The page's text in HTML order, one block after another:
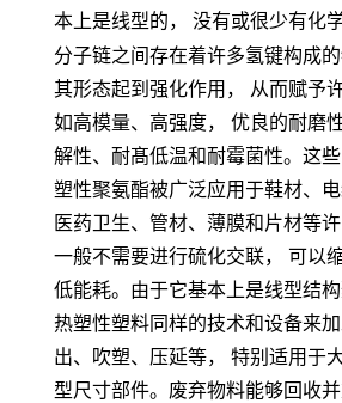
本上是线型的，
没有或很少有化
分子链之间存在着许多氢键构成的
其形态起到强化作用，
从而赋予
如高模量、高强度，
优良的耐磨
解性、耐髙低温和耐霉菌性。这
塑性聚氨酯被广泛应用于鞋材、电
医药卫生、管材、薄膜和片材等
一般不需要进行硫化交联，
可以
低能耗。由于它基本上是线型结构
热塑性塑料同样的技术和设备来加
出、吹塑、压延等，
特别适用于
型尺寸部件。废弃物料能够回收并